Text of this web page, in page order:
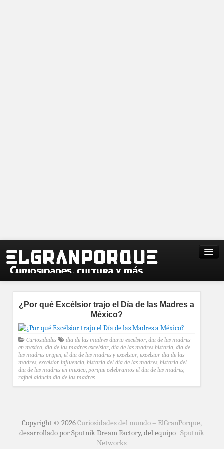
¿Por qué Excélsior trajo el Día de las Madres a
México?
Curiosidades dia de las madres diario excelsior, dia de las madres
en mexico, dia de las madres excelsior, dia de las madres historia, dia de
las madres origen, el dia de las madres y excelsior, excelsior dia de las
madres, excelsior influencia, historia del dia de las madres, historia del
dia de las madres en mexico, porque celebramos el dia de las madres,
rafael alducin dia de las madres
Copyright © 2026Curiosidades del mundo – ElGranPorque,
desarrollado por Sputnik Dream Factory, del equipo Sputnik
Networks